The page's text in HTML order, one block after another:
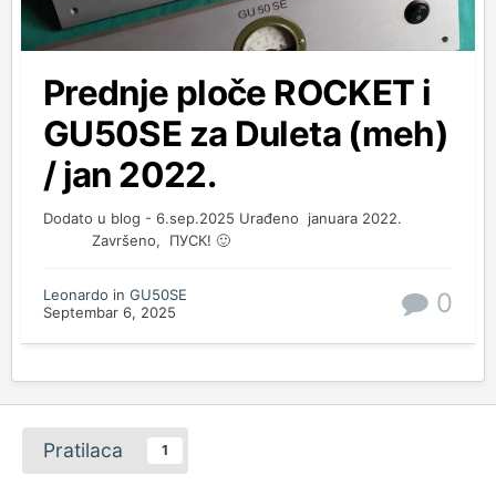
Prednje ploče ROCKET i
GU50SE za Duleta (meh)
/ jan 2022.
Dodato u blog - 6.sep.2025 Urađeno januara 2022.
Završeno, ПУСК! 🙂
Leonardo in GU50SE
Septembar 6, 2025
0
Pratilaca 1